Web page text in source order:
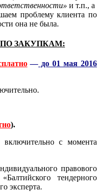
и т.п., а
проблему клиента по
она не была.
ЗАКУПКАМ:
—до 01 мая 2016
).
с момента
правового
тендерного
эксперта.